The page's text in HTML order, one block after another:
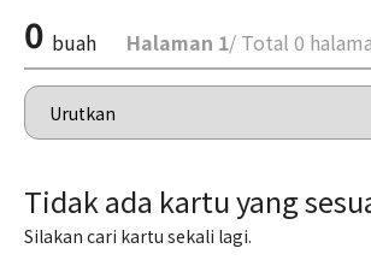
0 buah Halaman 1/ Total 0
Tidak ada kartu yang
Silakan cari kartu sekali lagi.